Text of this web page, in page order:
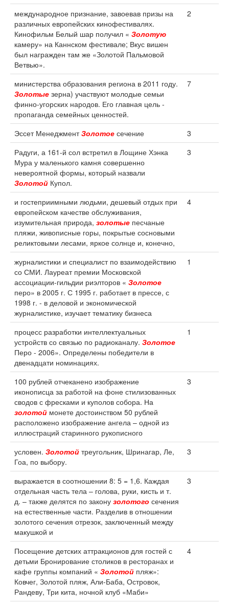
международное признание, завоевав призы на
различных европейских кинофестивалях.
Кинофильм Белый шар получил « Золотую
камеру» на Каннском фестивале; Вкус вишен
был награжден там же «Золотой Пальмовой
Ветвью».
2
министерства образования региона в 2011 году.
Золотые зерна) участвуют молодые семьи
финно-угорских народов. Его главная цель -
пропаганда семейных ценностей.
7
Эссет МенеджментЗолотое сечение
3
Радуги, а 161-й сол встретил в Лощине Хэнка
Мура у маленького камня совершенно
невероятной формы, который назвали
Золотой Купол.
3
и гостеприимными людьми, дешевый отдых при
европейском качестве обслуживания,
изумительная природа, золотые песчаные
пляжи, живописные горы, покрытые сосновыми
реликтовыми лесами, яркое солнце и, конечно,
4
журналистики и специалист по взаимодействию
со СМИ. Лауреат премии Московской
ассоциации-гильдии риэлторов « Золотое
перо» в 2005 г. С 1995 г. работает в прессе, с
1998 г. - в деловой и экономической
журналистике, изучает тематику бизнеса
1
процесс разработки интеллектуальных
устройств со связью по радиоканалу. Золотое
Перо - 2006». Определены победители в
двенадцати номинациях.
1
100 рублей отчеканено изображение
иконописца за работой на фоне стилизованных
сводов с фресками и куполов собора. На
золотой монете достоинством 50 рублей
расположено изображение ангела – одной из
иллюстраций старинного рукописного
3
условен. Золотой треугольник, Шринагар, Ле,
Гоа, по выбору.
3
выражается в соотношении 8: 5 = 1,6. Каждая
отдельная часть тела – голова, руки, кисть и т.
д. – также делятся по закону золотого сечения
на естественные части. Разделив в отношении
золотого сечения отрезок, заключенный между
макушкой и
3
Посещение детских аттракционов для гостей с
детьми Бронирование столиков в ресторанах и
кафе группы компаний « Золотой пляж»:
Ковчег, Золотой пляж, Али-Баба, Островок,
Рандеву, Три кита, ночной клуб «Маби»
4